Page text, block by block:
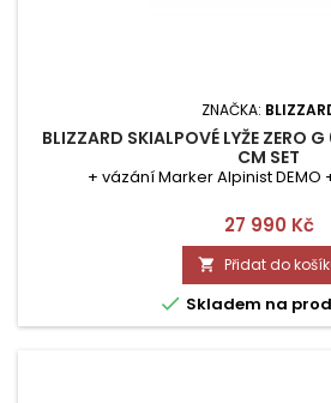
ZNAČKA:
BLIZZARD SKIALPOVÉ LYŽE ZERO
CM SET
+ vázání Marker Alpinist
Cena
27 990 Kč
 Přidat do
 Skladem na